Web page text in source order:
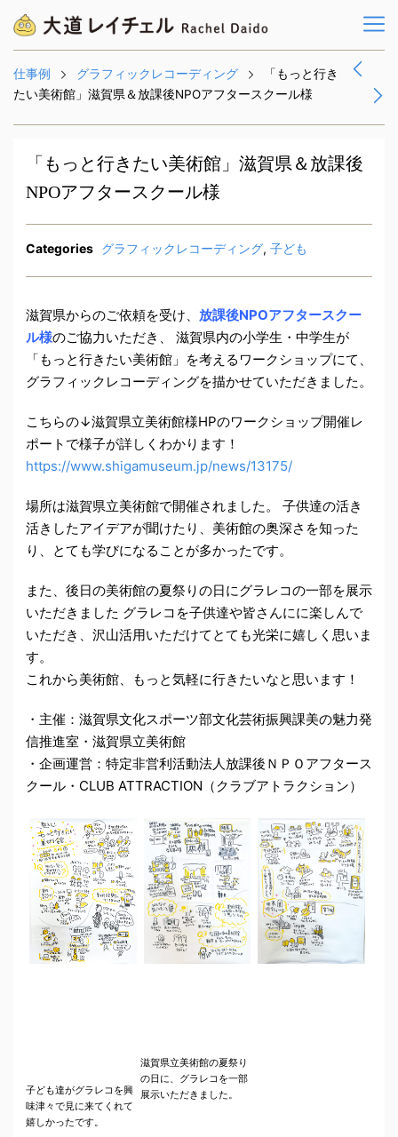
仕事例 グラフィックレコーディング
「もっと行き
たい美術館」滋賀県＆放課後NPOアフタースクール様
「もっと行きたい美術館」滋賀県＆放課後
NPOアフタースクール様
Categories グラフィックレコーディング, 子ども
滋賀県からのご依頼を受け、 放課後NPOアフタースクー
ル様のご協力いただき、 滋賀県内の小学生・中学生が
「もっと行きたい美術館」を考えるワークショップにて、
グラフィックレコーディングを描かせていただきました。
こちらの↓滋賀県立美術館様HPのワークショップ開催レ
ポートで様子が詳しくわかります！
https://www.shigamuseum.jp/news/13175/
場所は滋賀県立美術館で開催されました。 子供達の活き
活きしたアイデアが聞けたり、美術館の奥深さを知った
り、とても学びになることが多かったです。
また、後日の美術館の夏祭りの日にグラレコの一部を展示
いただきました グラレコを子供達や皆さんにに楽しんで
いただき、沢山活用いただけてとても光栄に嬉しく思いま
す。
これから美術館、もっと気軽に行きたいなと思います！
・主催：滋賀県文化スポーツ部文化芸術振興課美の魅力発
信推進室・滋賀県立美術館
・企画運営：特定非営利活動法人放課後ＮＰＯアフタース
クール・CLUB ATTRACTION（クラブアトラクション）
子ども達がグラレコを興
味津々で見に来てくれて
嬉しかったです。
滋賀県立美術館の夏祭り
の日に、グラレコを一部
展示いただきました。